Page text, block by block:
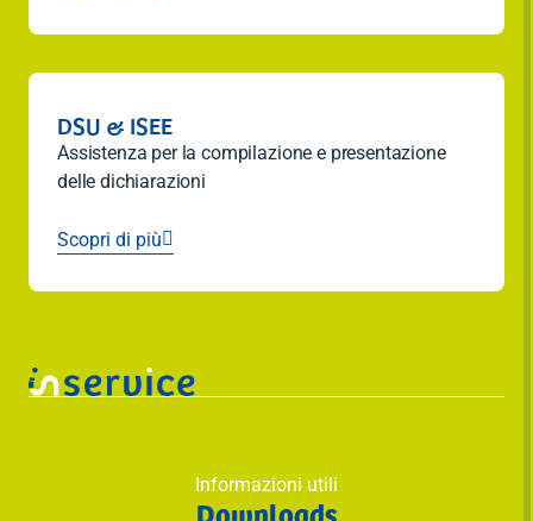
DSU & ISEE
Assistenza per la compilazione e presentazione
delle dichiarazioni
Scopri di più
Informazioni utili
Downloads